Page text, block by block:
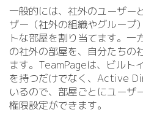
一般的には、社外のユーザー
ザー（社外の組織やグループ
トな部屋を割り当てます。一
の社外の部屋を、自分たちの
ます。TeamPageは、ビルト
を持つだけでなく、Active
いるので、部屋ごとにユーザ
権限設定ができます。